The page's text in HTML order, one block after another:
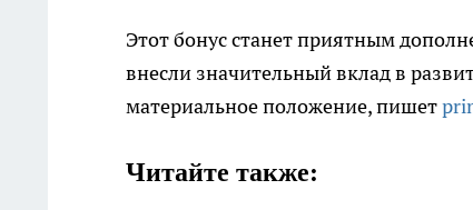
Этот бонус станет приятным
внесли значительный вклад в
материальное положение, пишет
Читайте также: